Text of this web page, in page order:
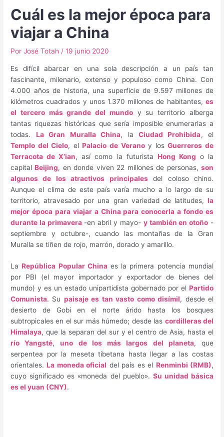
Cuál es la mejor época para
viajar a China
PorJosé Totah /19 junio 2020
Es difícil abarcar en una sola descripción a un país tan
fascinante, milenario, extenso y populoso como China. Con
4.000 años de historia, una superficie de 9.597 millones de
kilómetros cuadrados y unos 1.370 millones de habitantes, es
el tercero más grande del mundoy su territorio alberga
tantas riquezas históricas que sería imposible enumerarlas a
todas. La Gran Muralla China, la Ciudad Prohibida, el
Templo del Cielo, elPalacio de Veranoy losGuerreros de
Terracota de X’ian, así como la futurista Hong Kong o la
capitalBeijing, en donde viven 22 millones de personas, son
algunos de los atractivos principalesdel coloso chino.
Aunque el clima de este país varía mucho a lo largo de su
territorio, atravesado por una gran variedad de latitudes, la
mejor época para viajar a China para conocerla a fondo es
durante la primavera-en abril y mayo- y también en otoño -
septiembre y octubre-, cuando las montañas de la Gran
Muralla se tiñen de rojo, marrón, dorado y amarillo.
LaRepública Popular Chinaes la primera potencia mundial
por PBI (el mayor importador y exportador de bienes del
mundo) y es un estado unipartidista gobernado por el Partido
Comunista. Su paisaje es tan vasto como disímil, desde el
desierto de Gobi en el norte árido hasta los bosques
subtropicales en el sur más húmedo; desde las cordilleras del
Himalaya, que la separan del sur y el centro de Asia, hasta el
río Yangsté,uno de los más largos del planeta, que
serpentea por la meseta tibetana hasta llegar a las costas
orientales.La moneda oficial del país es el Renminbi (RMB),
cuyo significado es «moneda del pueblo». Su unidad básica
es el yuan (CNY).